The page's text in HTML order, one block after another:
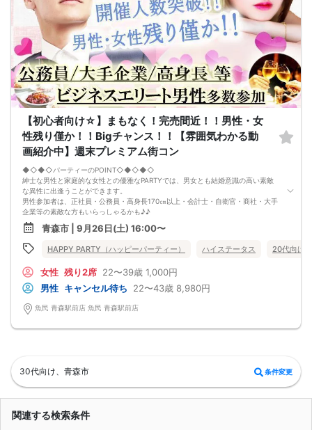
ざいます。原則、男女比に関わらず,最少催行人数を下回った場合に限り、「中
止」及び「返金」させて頂きます。）
【初心者向け☆】まもなく！完売間近！！男性・女
性残り僅か！！Bigチャンス！！【雰囲気わかる動
画紹介中】週末プレミアム街コン
◆◇◆◇パーティーのPOINT◇◆◇◆◇
紳士な男性と家庭的な女性との優雅なPARTYでは、男女とも結婚意識の高い素敵
な異性に出逢うことができます。
男性参加者は、正社員・公務員・高身長170㎝以上・会計士・自衛官・商社・大手
企業等の素敵な方もいらっしゃるかも♪♪
ゆったりとお話できる空間は、恋活・婚活にピッタリ♪♪
飲食付きなので男女の関係が深まります。素敵な異性と時間を楽しく過ごせます♪
定期的に席替えをして全員の方と交流して頂き、連絡先の交換も自由です♪
お一人様も多数参加されておられますので、ご安心してご参加下さい♪
◇◆◇◆◇◆◇◆◇◆◇◆◇◆◇◆◇◆◇
□受付は開始10分前からとさせて頂きます。
□開催店舗様には『街コンで来ました』とお伝えください。受付まで案内させて
頂きます。
□当日現金支払いの方は受付にて参加費をお支払い下さい。
□最少催行人数が男性2名・女性2名以上からとなっております。
（男女比の調整を行っておりますが、キャンセル等によって変動がある場合がご
ざいます。原則、男女比に関わらず,最少催行人数を下回った場合に限り、「中
止」及び「返金」させて頂きます。）
青森市 | 9月26日(土) 16:00〜
HAPPY PARTY（ハッピーパーティー） ハイステータス 20代向け
女性 残り2席 22〜39歳 1,000円
男性 キャンセル待ち 22〜43歳 8,980円
魚民 青森駅前店 魚民 青森駅前店
30代向け、青森市 条件変更
関連する検索条件